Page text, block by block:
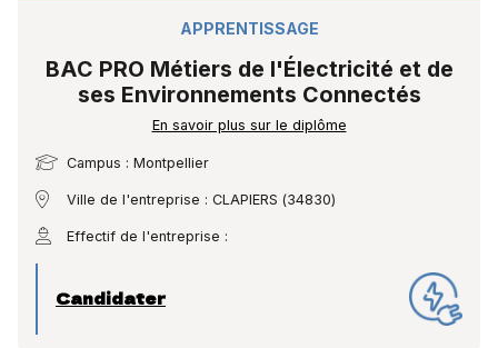
APPRENTISSAGE
BAC PRO Métiers de l'Électricité et de
ses Environnements Connectés
En savoir plus sur le diplôme
Campus : Montpellier
Ville de l'entreprise : CLAPIERS (34830)
Effectif de l'entreprise :
Candidater